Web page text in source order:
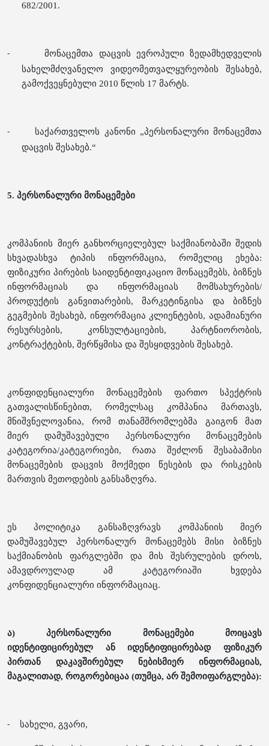
682/2001.
-
მონაცემთა დაცვის ევროპული ზედამხედველის
სახელმძღვანელო ვიდეომეთვალყურეობის შესახებ,
გამოქვეყნებული 2010 წლის 17 მარტს.
-
საქართველოს კანონი „პერსონალური მონაცემთა
დაცვის შესახებ.“
5. პერსონალური მონაცემები
კომპანიის მიერ განხორციელებულ საქმიანობაში შედის
სხვადასხვა ტიპის ინფორმაცია, რომელიც ეხება:
ფიზიკური პირების საიდენტიფიკაციო მონაცემებს, ბიზნეს
ინფორმაციას და ინფორმაციას მომსახურების/
პროდუქტის განვითარების, მარკეტინგისა და ბიზნეს
გეგმების შესახებ, ინფორმაცია კლიენტების, ადამიანური
რესურსების, კონსულტაციების, პარტნიორობის,
კონტრაქტების, შერწყმისა და შესყიდვების შესახებ.
კონფიდენციალური მონაცემების ფართო სპექტრის
გათვალისწინებით, რომელსაც კომპანია მართავს,
მნიშვნელოვანია, რომ თანამშრომლებმა გაიგონ მათ
მიერ დამუშავებული პერსონალური მონაცემების
კატეგორია/კატეგორიები, რათა შეძლონ შესაბამისი
მონაცემების დაცვის მოქმედი წესების და რისკების
მართვის მეთოდების განსაზღვრა.
ეს პოლიტიკა განსაზღვრავს კომპანიის მიერ
დამუშავებულ პერსონალურ მონაცემებს მისი ბიზნეს
საქმიანობის ფარგლებში და მის შესრულების დროს,
ამავდროულად ამ კატეგორიაში ხვდება
კონფიდენციალური ინფორმაციაც.
ა) პერსონალური მონაცემები მოიცავს
იდენტიფიცირებულ ან იდენტიფიცირებად ფიზიკურ
პირთან დაკავშირებულ ნებისმიერ ინფორმაციას,
მაგალითად, როგორებიცაა (თუმცა, არ შემოიფარგლება):
- სახელი, გვარი,